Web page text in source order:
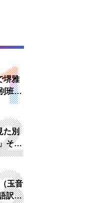
堺雅
班」
人物
た別
その
ゆえ
玉音
訳を